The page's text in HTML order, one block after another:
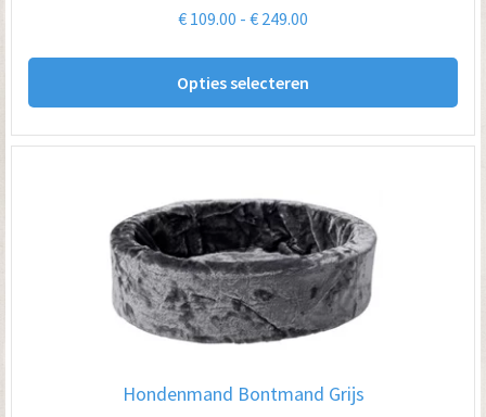
€ 109.00 - € 249.00
€ 249.00
Opties selecteren
Dit
Hondenmand Bontmand Grijs